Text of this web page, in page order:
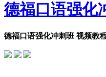
德福口语强化
德福口语强化冲刺班 视频教